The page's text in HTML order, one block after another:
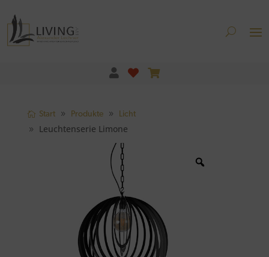
Start Produkte Licht
Leuchtenserie Limone